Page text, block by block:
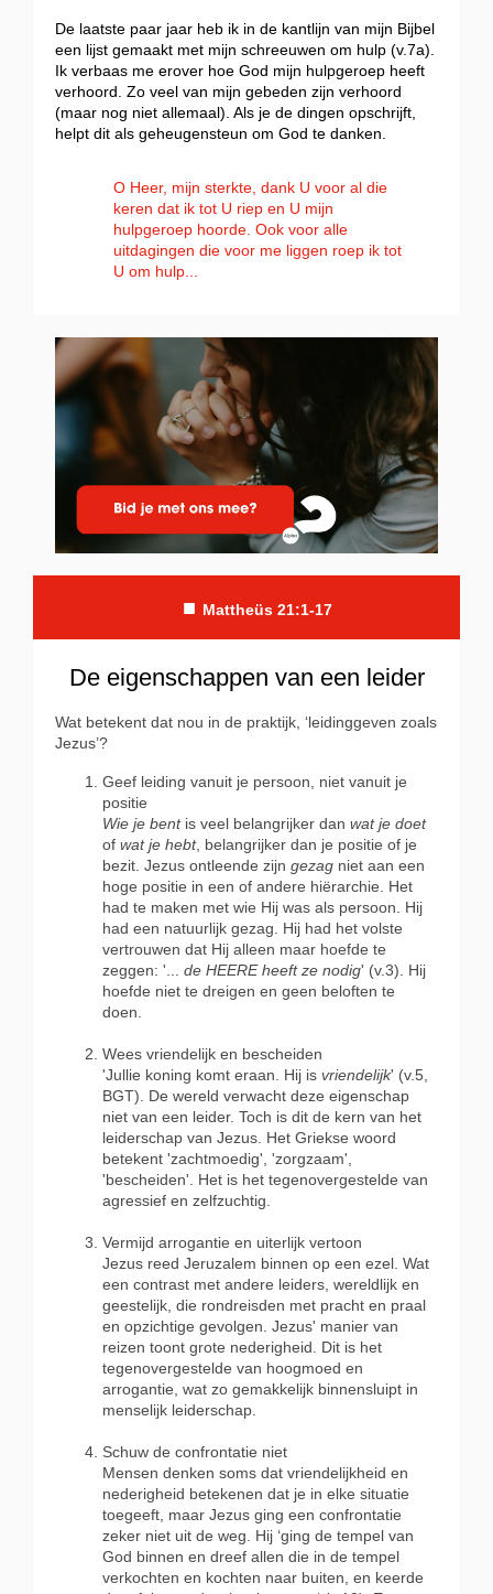
De laatste paar jaar heb ik in de kantlijn van mijn Bijbel
een lijst gemaakt met mijn schreeuwen om hulp (v.7a).
Ik verbaas me erover hoe God mijn hulpgeroep heeft
verhoord. Zo veel van mijn gebeden zijn verhoord
(maar nog niet allemaal). Als je de dingen opschrijft,
helpt dit als geheugensteun om God te danken.
O Heer, mijn sterkte, dank U voor al die
keren dat ik tot U riep en U mijn
hulpgeroep hoorde. Ook voor alle
uitdagingen die voor me liggen roep ik tot
U om hulp...
■ Mattheüs 21:1-17
De eigenschappen van een leider
Wat betekent dat nou in de praktijk, ‘leidinggeven zoals
Jezus’?
Geef leiding vanuit je persoon, niet vanuit je
positie
Wie je bentis veel belangrijker dan wat je doet
of wat je hebt, belangrijker dan je positie of je
bezit. Jezus ontleende zijn gezag niet aan een
hoge positie in een of andere hiërarchie. Het
had te maken met wie Hij was als persoon. Hij
had een natuurlijk gezag. Hij had het volste
vertrouwen dat Hij alleen maar hoefde te
zeggen: '... de HEERE heeft ze nodig' (v.3). Hij
hoefde niet te dreigen en geen beloften te
doen.
Wees vriendelijk en bescheiden
'Jullie koning komt eraan. Hij is vriendelijk' (v.5,
BGT). De wereld verwacht deze eigenschap
niet van een leider. Toch is dit de kern van het
leiderschap van Jezus. Het Griekse woord
betekent 'zachtmoedig', 'zorgzaam',
'bescheiden'. Het is het tegenovergestelde van
agressief en zelfzuchtig.
Vermijd arrogantie en uiterlijk vertoon
Jezus reed Jeruzalem binnen op een ezel. Wat
een contrast met andere leiders, wereldlijk en
geestelijk, die rondreisden met pracht en praal
en opzichtige gevolgen. Jezus' manier van
reizen toont grote nederigheid. Dit is het
tegenovergestelde van hoogmoed en
arrogantie, wat zo gemakkelijk binnensluipt in
menselijk leiderschap.
Schuw de confrontatie niet
Mensen denken soms dat vriendelijkheid en
nederigheid betekenen dat je in elke situatie
toegeeft, maar Jezus ging een confrontatie
zeker niet uit de weg. Hij ‘ging de tempel van
God binnen en dreef allen die in de tempel
verkochten en kochten naar buiten, en keerde